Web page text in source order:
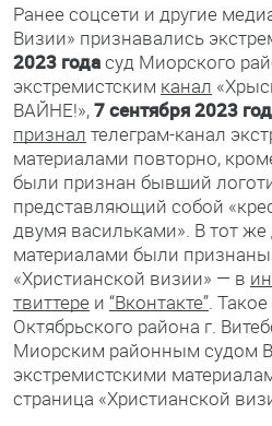
Ранее соцсети и другие
Визии» признавались
2023 годасуд Миорского
экстремистским канал
ВАЙНЕ!»,7 сентября 2023
признал телеграм-канал
материалами повторно,
были признан бывший
представляющий собой
двумя васильками». В тот
материалами были
«Христианской визии» — в
твиттере и “Вконтакте”.
Октябрьского района г.
Миорским районным судом
экстремистскими
страница «Христианской